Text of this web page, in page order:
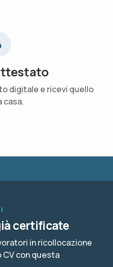
digitale e ricevi quello
casa.
certificate
in ricollocazione
con questa